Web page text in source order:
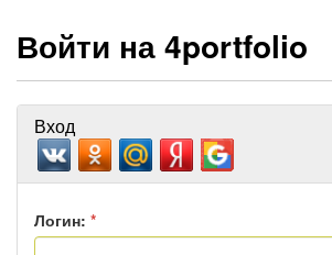
Войти на 4portfolio
Вход
Логин: *